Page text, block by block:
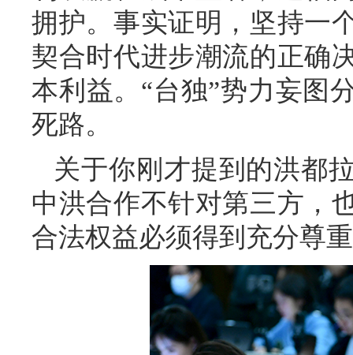
拥护。事实证明，坚持一
契合时代进步潮流的正确
本利益。“台独”势力妄图
死路。
关于你刚才提到的洪都
中洪合作不针对第三方，
合法权益必须得到充分尊